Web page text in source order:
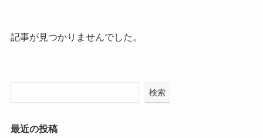
記事が見つかりませんでした。
検索
最近の投稿